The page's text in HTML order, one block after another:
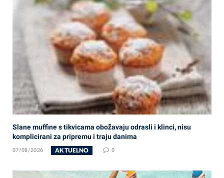
Slane muffine s tikvicama obožavaju odrasli i klinci, nisu
komplicirani za pripremu i traju danima
07/08/2026 AKTUELNO 0